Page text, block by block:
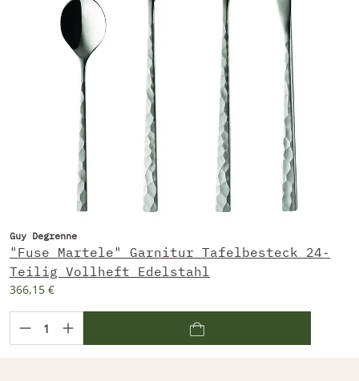
Guy Degrenne
"Fuse Martele" Garnitur Tafelbesteck 24-
Teilig Vollheft Edelstahl
366,15 €